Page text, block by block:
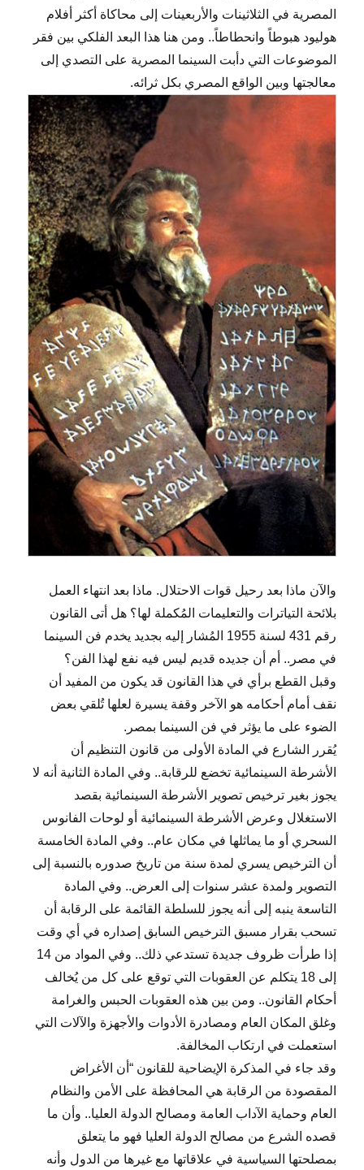
المصرية في الثلاثينات والأربعينات إلى محاكاة أكثر أفلام
هوليود هبوطاً وانحطاطاً.. ومن هنا هذا البعد الفلكي بين فقر
الموضوعات التي دأبت السينما المصرية على التصدي إلى
معالجتها وبين الواقع المصري بكل ثرائه.
والآن ماذا بعد رحيل قوات الاحتلال. ماذا بعد انتهاء العمل
بلائحة التياترات والتعليمات المُكملة لها؟ هل أتى القانون
رقم 431 لسنة 1955 المُشار إليه بجديد يخدم فن السينما
في مصر.. أم أن جديده قديم ليس فيه نفع لهذا الفن؟
وقبل القطع برأي في هذا القانون قد يكون من المفيد أن
نقف أمام أحكامه هو الآخر وقفة يسيرة لعلها تُلقي بعض
الضوء على ما يؤثر في فن السينما بمصر.
يُقرر الشارع في المادة الأولى من قانون التنظيم أن
الأشرطة السينمائية تخضع للرقابة.. وفي المادة الثانية أنه لا
يجوز بغير ترخيص تصوير الأشرطة السينمائية بقصد
الاستغلال وعرض الأشرطة السينمائية أو لوحات الفانوس
السحري أو ما يماثلها في مكان عام.. وفي المادة الخامسة
أن الترخيص يسري لمدة سنة من تاريخ صدوره بالنسبة إلى
التصوير ولمدة عشر سنوات إلى العرض.. وفي المادة
التاسعة ينبه إلى أنه يجوز للسلطة القائمة على الرقابة أن
تسحب بقرار مسبق الترخيص السابق إصداره في أي وقت
إذا طرأت ظروف جديدة تستدعي ذلك.. وفي المواد من 14
إلى 18 يتكلم عن العقوبات التي توقع على كل من يُخالف
أحكام القانون.. ومن بين هذه العقوبات الحبس والغرامة
وغلق المكان العام ومصادرة الأدوات والأجهزة والآلات التي
استعملت في ارتكاب المخالفة.
وقد جاء في المذكرة الإيضاحية للقانون “أن الأغراض
المقصودة من الرقابة هي المحافظة على الأمن والنظام
العام وحماية الآداب العامة ومصالح الدولة العليا.. وأن ما
قصده الشرع من مصالح الدولة العليا فهو ما يتعلق
بمصلحتها السياسية في علاقاتها مع غيرها من الدول وأنه